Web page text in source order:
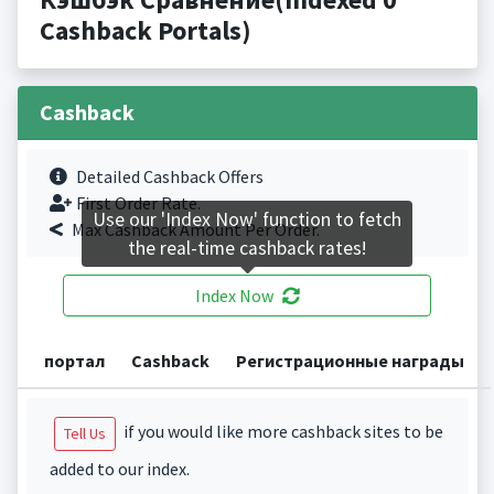
Cashback Portals)
Cashback
Detailed Cashback Offers
First Order Rate.
Max Cashback Amount Per Order.
Index Now
портал Cashback Регистрационные награды
Tell Us
if you would like more cashback sites to be
added to our index.
Use our 'Index Now' function to fetch
the real-time cashback rates!